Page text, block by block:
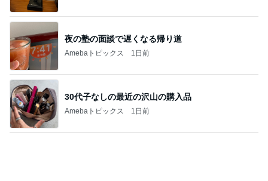
30代子なしの最近の沢山の購入品
Amebaトピックス 1日前
堀ちえみ 敢えてのフロントオープン
Amebaトピックス 1日前